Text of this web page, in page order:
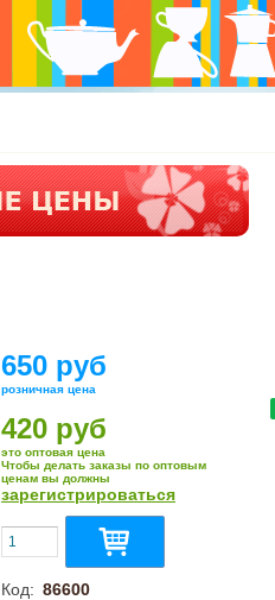
650 руб
розничная цена
420 руб
это оптовая цена
Чтобы делать заказы по оптовым
ценам вы должны
зарегистрироваться
Код: 86600